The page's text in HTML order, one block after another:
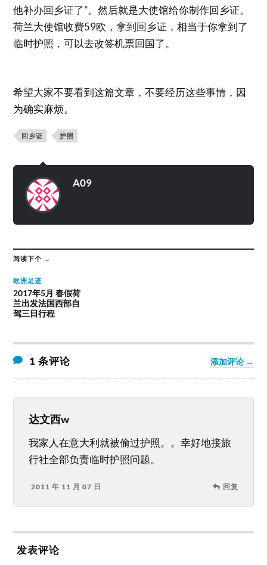
他补办回乡证了”。然后就是大使馆给你制作回乡证。
荷兰大使馆收费59欧，拿到回乡证，相当于你拿到了
临时护照，可以去改签机票回国了。
希望大家不要看到这篇文章，不要经历这些事情，因
为确实麻烦。
回乡证 护照
A09
阅读下个 →
欧洲足迹
2017年5月 春假荷
兰出发法国西部自
驾三日行程
1 条评论 添加评论 →
达文西w
我家人在意大利就被偷过护照。。幸好地接旅
行社全部负责临时护照问题。
2011 年 11 月 07 日 回复
发表评论